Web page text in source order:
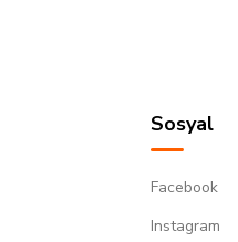
Sosyal
Facebook
Instagram